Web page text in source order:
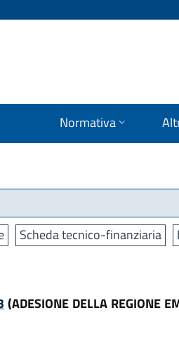
Normativa
Scheda tecnico-finanziaria
(ADESIONE DELLA REGIONE